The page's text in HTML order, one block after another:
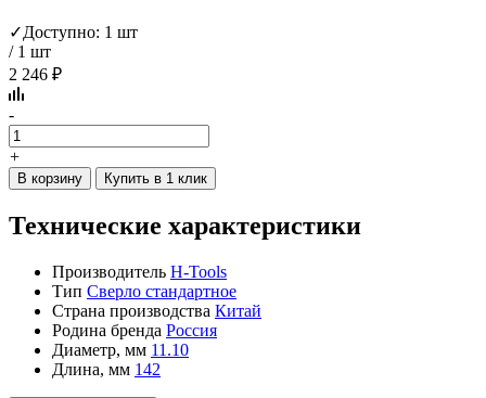
✓Доступно: 1 шт
/ 1 шт
2 246 ₽
-
+
В корзину Купить в 1 клик
Технические характеристики
Производитель H-Tools
Тип Сверло стандартное
Страна производства Китай
Родина бренда Россия
Диаметр, мм 11.10
Длина, мм 142